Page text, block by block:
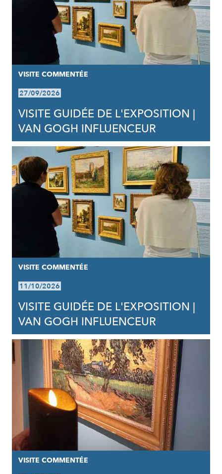
VISITE COMMENTÉE
27/09/2026
VISITE GUIDÉE DE L'EXPOSITION |
VAN GOGH INFLUENCEUR
VISITE COMMENTÉE
11/10/2026
VISITE GUIDÉE DE L'EXPOSITION |
VAN GOGH INFLUENCEUR
VISITE COMMENTÉE